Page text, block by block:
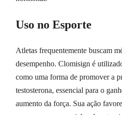
Uso no Esporte
Atletas frequentemente buscam
desempenho. Clomisign é
como uma forma de promover a
testosterona, essencial para o
aumento da força. Sua ação